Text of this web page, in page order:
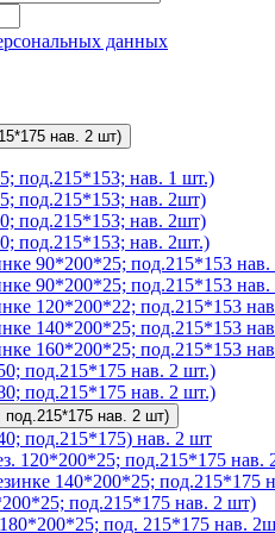
данных
нав. 2 шт)
под.215*153; нав. 1 шт.)
под.215*153; нав. 2шт)
под.215*153; нав. 2шт)
под.215*153; нав. 2шт.)
90*200*25; под.215*153
90*200*25; под.215*153
120*200*22; под.215*153
140*200*25; под.215*153
160*200*25; под.215*153
под.215*175 нав. 2 шт.)
под.215*175 нав. 2 шт.)
под.215*175 нав. 2 шт)
под.215*175) нав. 2 шт
120*200*25; под.215*175 нав.
140*200*25; под.215*175
под.215*175 нав. 2 шт)
под. 215*175 нав.